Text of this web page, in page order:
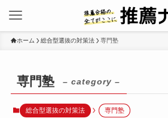
ホーム 総合型選抜の対策法 専門塾
専門塾 – category –
総合型選抜の対策法 専門塾